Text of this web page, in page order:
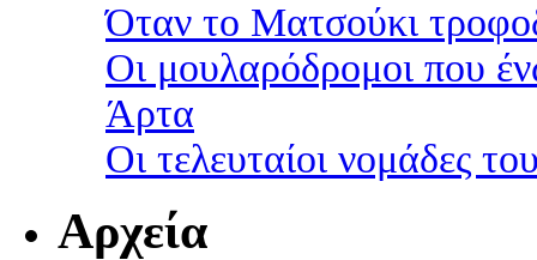
Όταν το Ματσούκι
Οι μουλαρόδρομοι που
Άρτα
Οι τελευταίοι νομάδες
Αρχεία